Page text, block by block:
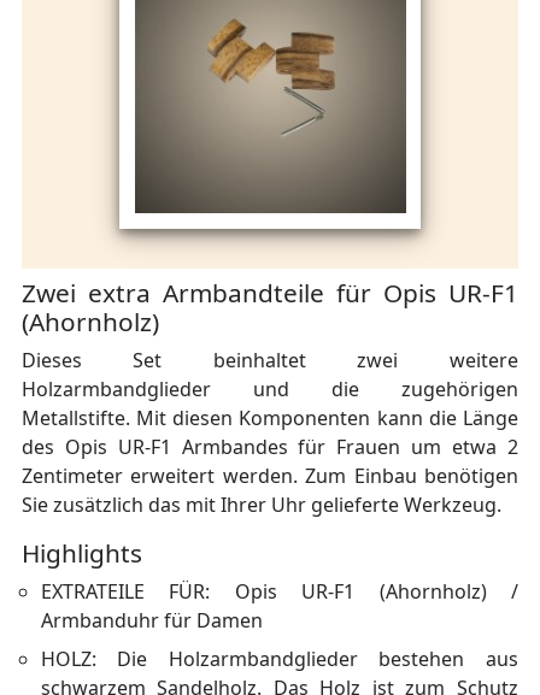
Zwei extra Armbandteile für Opis UR-F1
(Ahornholz)
Dieses Set beinhaltet zwei weitere
Holzarmbandglieder und die zugehörigen
Metallstifte. Mit diesen Komponenten kann die Länge
des Opis UR-F1 Armbandes für Frauen um etwa 2
Zentimeter erweitert werden. Zum Einbau benötigen
Sie zusätzlich das mit Ihrer Uhr gelieferte Werkzeug.
Highlights
EXTRATEILE FÜR: Opis UR-F1 (Ahornholz) /
Armbanduhr für Damen
HOLZ: Die Holzarmbandglieder bestehen aus
schwarzem Sandelholz. Das Holz ist zum Schutz